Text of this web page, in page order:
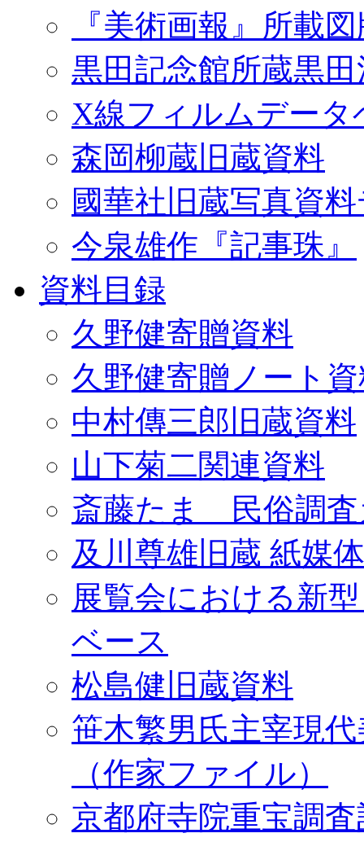
『美術画報』所載
黒田記念館所蔵黒
X線フィルムデータ
森岡柳蔵旧蔵資料
國華社旧蔵写真資
今泉雄作『記事珠』
資料目録
久野健寄贈資料
久野健寄贈ノート
中村傳三郎旧蔵資料
山下菊二関連資料
斎藤たま 民俗調査
及川尊雄旧蔵 紙媒
展覧会における新
ベース
松島健旧蔵資料
笹木繁男氏主宰現
（作家ファイル）
京都府寺院重宝調